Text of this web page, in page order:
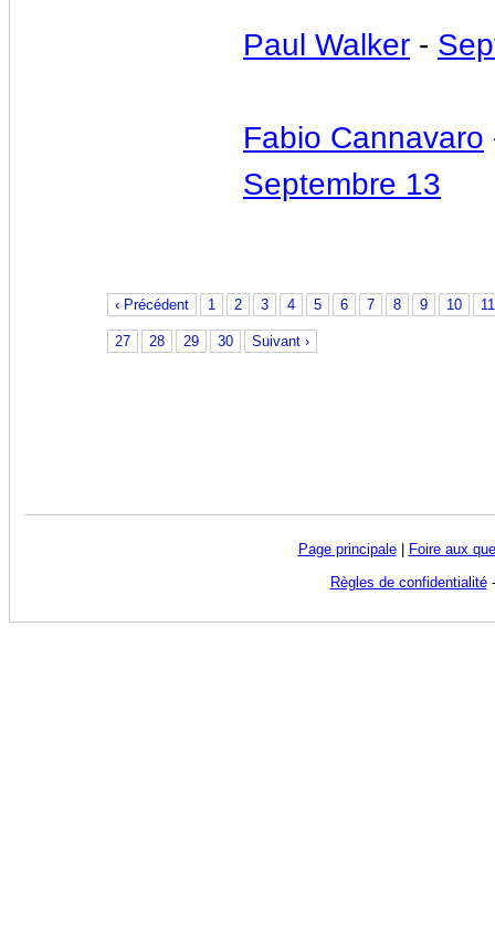
Paul Walker -
Fabio Cannavaro
Septembre 13
‹ Précédent 1 2 3 4 5 6 7 8 9 10 11
27 28 29 30 Suivant ›
Page principale| Foire aux
Règles de confidentialité-